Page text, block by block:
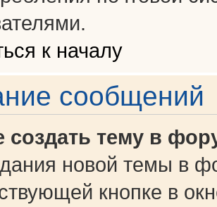
к началу
сообщений
создать тему в
новой темы в
кнопке в